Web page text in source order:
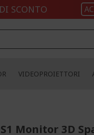
DI SCONTO
VIDEOPROIETTORI
Monitor 3D